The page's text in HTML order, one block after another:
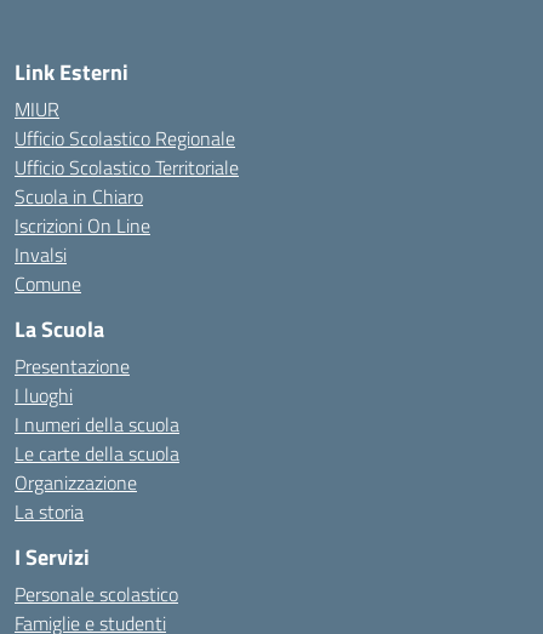
Link Esterni
MIUR
Ufficio Scolastico Regionale
Ufficio Scolastico Territoriale
Scuola in Chiaro
Iscrizioni On Line
Invalsi
Comune
La Scuola
Presentazione
I luoghi
I numeri della scuola
Le carte della scuola
Organizzazione
La storia
I Servizi
Personale scolastico
Famiglie e studenti